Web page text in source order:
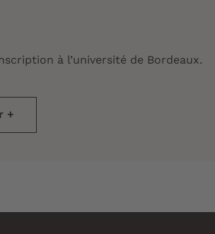
à l’université de Bordeaux.
+